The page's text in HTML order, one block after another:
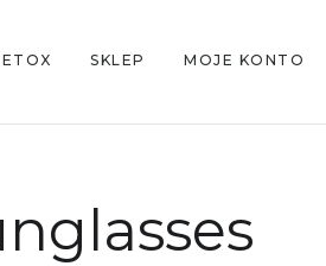
SKLEP MOJE KONTO